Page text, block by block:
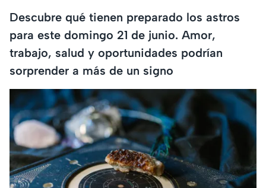
Descubre qué tienen preparado los astros
para este domingo 21 de junio. Amor,
trabajo, salud y oportunidades podrían
sorprender a más de un signo